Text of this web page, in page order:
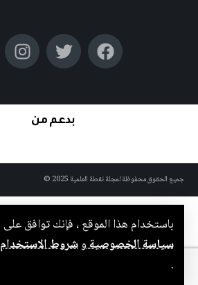
باستخدام هذا الموقع ، فإنك توافق على
سياسة الخصوصيةوشروط الاستخدام
.
بدعم من
جميع الحقوق محفوظة لمجلة نقطة العلمية 2025 ©